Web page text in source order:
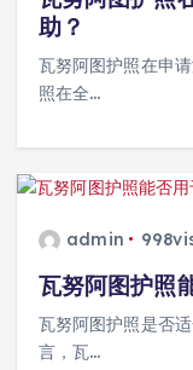
助？
瓦努阿图护照在申
照在全…
admin
瓦努阿图护照
瓦努阿图护照是否
言，瓦…